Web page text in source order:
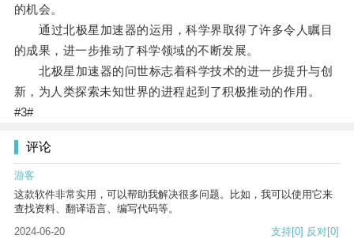
的机会。
通过北极星加速器的运用，科学界取得了许多令人瞩目
的成果，进一步推动了科学领域的不断发展。
北极星加速器的问世标志着科学技术的进一步提升与创
新，为人类探索未知世界的进程起到了积极推动的作用。
#3#
评论
游客
这款软件非常实用，可以帮助我解决很多问题。比如，我可以使用它来
查找资料、翻译语言、编写代码等。
2024-06-20
支持[0] 反对[0]